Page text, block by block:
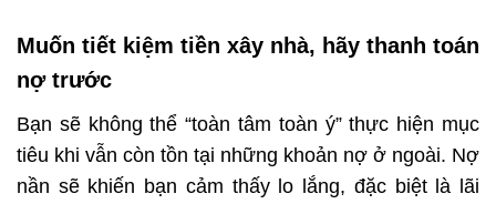
Muốn tiết kiệm tiền xây nhà, hãy thanh toán
nợ trước
Bạn sẽ không thể “toàn tâm toàn ý” thực hiện mục
tiêu khi vẫn còn tồn tại những khoản nợ ở ngoài. Nợ
nần sẽ khiến bạn cảm thấy lo lắng, đặc biệt là lãi